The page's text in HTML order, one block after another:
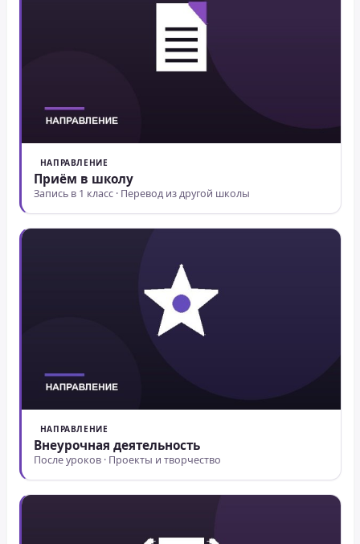
НАПРАВЛЕНИЕ
Приём в школу
Запись в 1 класс · Перевод из другой школы
НАПРАВЛЕНИЕ
Внеурочная деятельность
После уроков · Проекты и творчество